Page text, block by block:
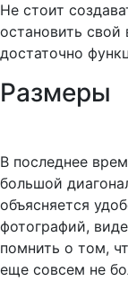
Не стоит
остановить
достаточно
Размеры
В последнее
большой
объясняется
фотографий,
помнить о том,
еще совсем не